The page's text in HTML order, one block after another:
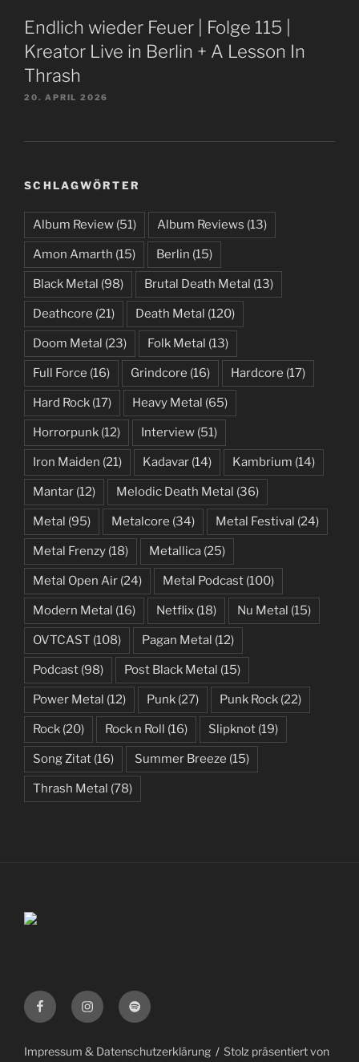
Endlich wieder Feuer | Folge 115 |
Kreator Live in Berlin + A Lesson In
Thrash
20. APRIL 2026
SCHLAGWÖRTER
Album Review (51) Album Reviews (13)
Amon Amarth (15) Berlin (15)
Black Metal (98) Brutal Death Metal (13)
Deathcore (21) Death Metal (120)
Doom Metal (23) Folk Metal (13)
Full Force (16) Grindcore (16) Hardcore (17)
Hard Rock (17) Heavy Metal (65)
Horrorpunk (12) Interview (51)
Iron Maiden (21) Kadavar (14) Kambrium (14)
Mantar (12) Melodic Death Metal (36)
Metal (95) Metalcore (34) Metal Festival (24)
Metal Frenzy (18) Metallica (25)
Metal Open Air (24) Metal Podcast (100)
Modern Metal (16) Netflix (18) Nu Metal (15)
OVTCAST (108) Pagan Metal (12)
Podcast (98) Post Black Metal (15)
Power Metal (12) Punk (27) Punk Rock (22)
Rock (20) Rock n Roll (16) Slipknot (19)
Song Zitat (16) Summer Breeze (15)
Thrash Metal (78)
FacebookInstagramSpotify
Impressum & Datenschutzerklärung Stolz präsentiert von